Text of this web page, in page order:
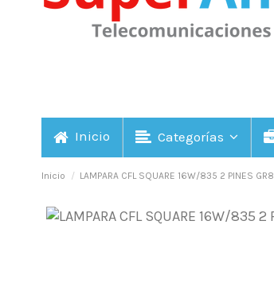
Inicio Categorías
Inicio LAMPARA CFL SQUARE 16W/835 2 PINES GR8